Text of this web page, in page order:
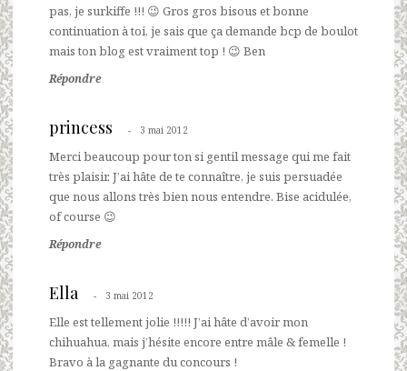
pas, je surkiffe !!! 😉 Gros gros bisous et bonne
continuation à toi, je sais que ça demande bcp de boulot
mais ton blog est vraiment top ! 😉 Ben
Répondre
princess 3 mai 2012
Merci beaucoup pour ton si gentil message qui me fait
très plaisir. J’ai hâte de te connaître, je suis persuadée
que nous allons très bien nous entendre. Bise acidulée,
of course 😉
Répondre
Ella 3 mai 2012
Elle est tellement jolie !!!!! J’ai hâte d’avoir mon
chihuahua, mais j’hésite encore entre mâle & femelle !
Bravo à la gagnante du concours !